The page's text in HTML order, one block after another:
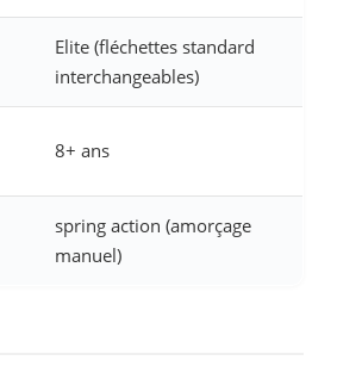
Elite (fléchettes standard
interchangeables)
8+ ans
spring action (amorçage
manuel)